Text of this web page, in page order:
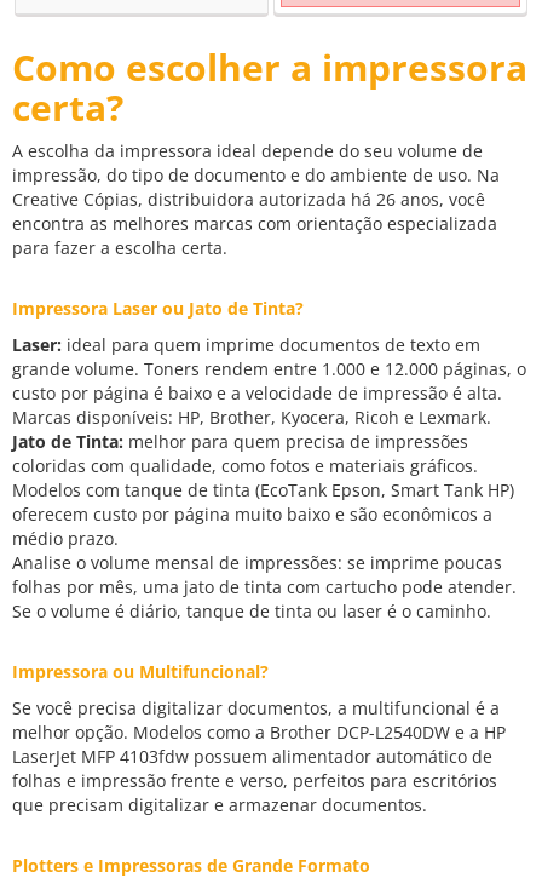
Como escolher a impressora
certa?
A escolha da impressora ideal depende do seu volume de
impressão, do tipo de documento e do ambiente de uso. Na
Creative Cópias, distribuidora autorizada há 26 anos, você
encontra as melhores marcas com orientação especializada
para fazer a escolha certa.
Impressora Laser ou Jato de Tinta?
Laser: ideal para quem imprime documentos de texto em
grande volume. Toners rendem entre 1.000 e 12.000 páginas, o
custo por página é baixo e a velocidade de impressão é alta.
Marcas disponíveis: HP, Brother, Kyocera, Ricoh e Lexmark.
Jato de Tinta: melhor para quem precisa de impressões
coloridas com qualidade, como fotos e materiais gráficos.
Modelos com tanque de tinta (EcoTank Epson, Smart Tank HP)
oferecem custo por página muito baixo e são econômicos a
médio prazo.
Analise o volume mensal de impressões: se imprime poucas
folhas por mês, uma jato de tinta com cartucho pode atender.
Se o volume é diário, tanque de tinta ou laser é o caminho.
Impressora ou Multifuncional?
Se você precisa digitalizar documentos, a multifuncional é a
melhor opção. Modelos como a Brother DCP-L2540DW e a HP
LaserJet MFP 4103fdw possuem alimentador automático de
folhas e impressão frente e verso, perfeitos para escritórios
que precisam digitalizar e armazenar documentos.
Plotters e Impressoras de Grande Formato